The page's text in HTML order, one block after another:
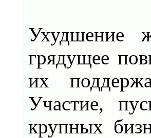
Ухудшение
грядущее
их
Участие,
крупных